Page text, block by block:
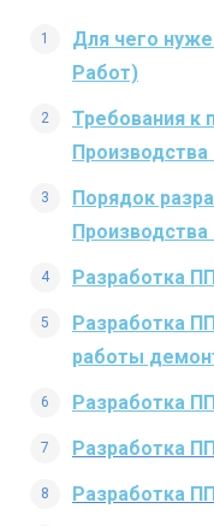
Для чего
Работ)
Требования к
Порядок
Разработка
Разработка
работы
Разработка
Разработка
Разработка